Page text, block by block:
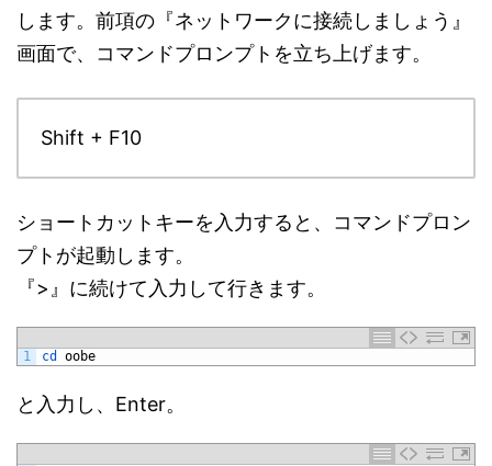
します。前項の『ネットワークに接続しましょう』
画面で、コマンドプロンプトを立ち上げます。
Shift + F10
ショートカットキーを入力すると、コマンドプロン
プトが起動します。
『>』に続けて入力して行きます。
1 cd oobe
と入力し、Enter。